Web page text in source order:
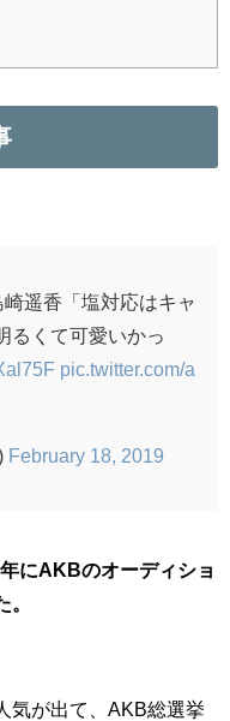
崎遥香「塩対応はキャ
くて可愛いかっ
pic.twitter.com/a
February 18, 2019
にAKBのオーディショ
。
気が出て、AKB総選挙